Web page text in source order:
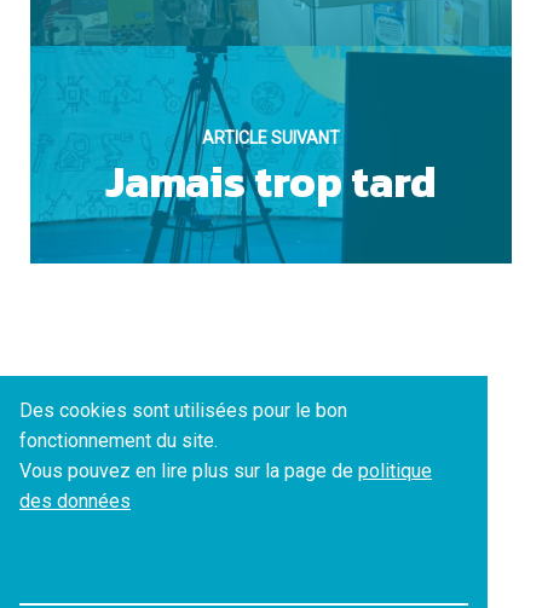
ARTICLE SUIVANT
Jamais trop tard
Des cookies sont utilisées pour le bon
fonctionnement du site.
Vous pouvez en lire plus sur la page de politique
des données